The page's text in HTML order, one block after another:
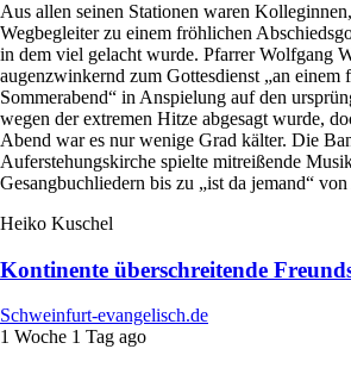
Aus allen seinen Stationen waren
Wegbegleiter zu einem fröhlichen
in dem viel gelacht wurde. Pfarrer Wolfgang
augenzwinkernd zum Gottesdienst „an einem
Sommerabend“ in Anspielung auf den
wegen der extremen Hitze abgesagt wurde,
Abend war es nur wenige Grad kälter. Die
Auferstehungskirche spielte mitreißende
Gesangbuchliedern bis zu „ist da jemand“
Heiko Kuschel
Kontinente überschreitende
Schweinfurt-evangelisch.de
1 Woche 1 Tag ago